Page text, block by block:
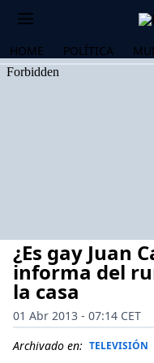
HOME POLÍTICA
¿Es gay Juan
informa del
la casa
01 Abr 2013 - 07:14 CET
Archivado en: TELEVISIÓN